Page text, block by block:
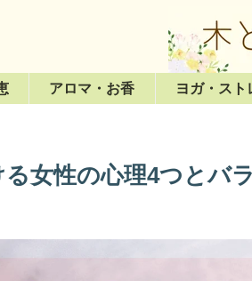
アロマ・お香 ヨガ・スト
女性の心理4つとバ